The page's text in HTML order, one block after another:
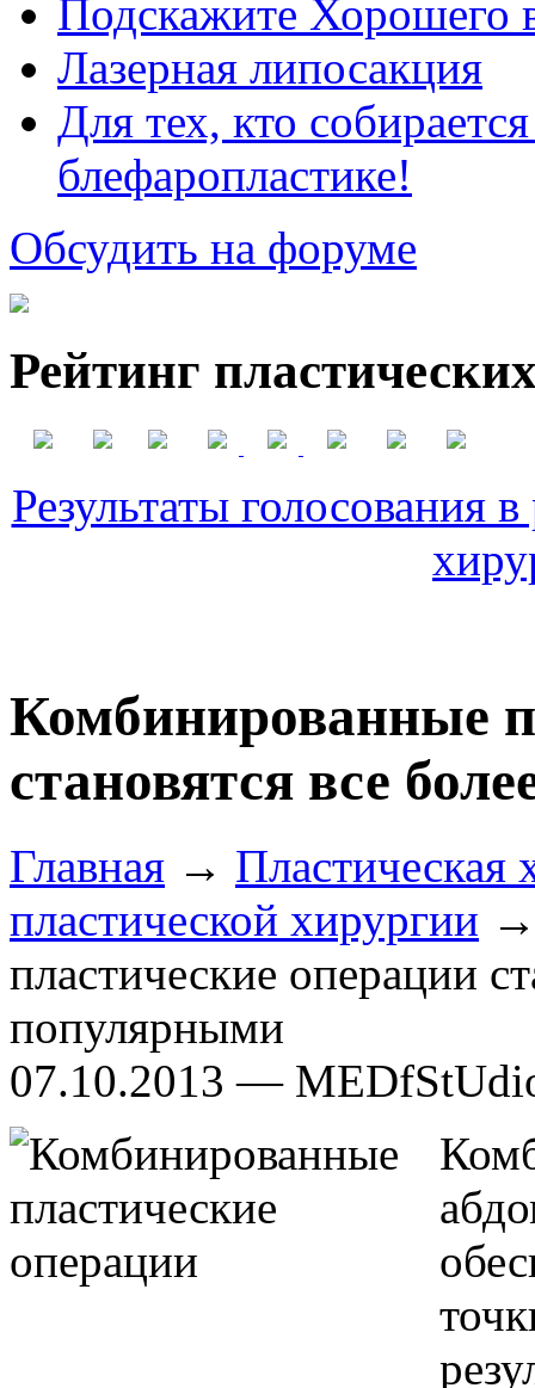
Подскажите Хорошего
Лазерная липосакция
Для тех, кто
блефаропластике!
Обсудить на форуме
Рейтинг
Результаты голосования
Комбинированные
становятся все
Главная → Пластическая
пластической хирургии
пластические операции
популярными
07.10.2013 —